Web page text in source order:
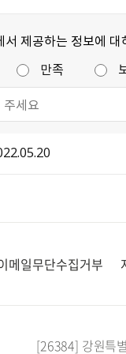
서 제공하는 정보에
만족
메일무단수집거부
[26384] 강원특